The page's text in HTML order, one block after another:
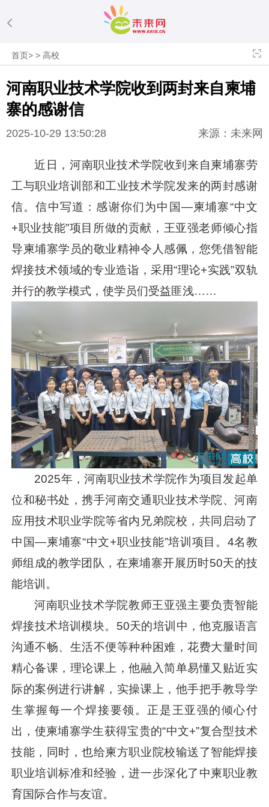
首页>>高校
河南职业技术学院收到两封来自柬埔
寨的感谢信
2025-10-29 13:50:28 来源：未来网
近日，河南职业技术学院收到来自柬埔寨劳
工与职业培训部和工业技术学院发来的两封感谢
信。信中写道：感谢你们为中国—柬埔寨“中文
+职业技能”项目所做的贡献，王亚强老师倾心指
导柬埔寨学员的敬业精神令人感佩，您凭借智能
焊接技术领域的专业造诣，采用“理论+实践”双轨
并行的教学模式，使学员们受益匪浅……
2025年，河南职业技术学院作为项目发起单
位和秘书处，携手河南交通职业技术学院、河南
应用技术职业学院等省内兄弟院校，共同启动了
中国—柬埔寨“中文+职业技能”培训项目。4名教
师组成的教学团队，在柬埔寨开展历时50天的技
能培训。
河南职业技术学院教师王亚强主要负责智能
焊接技术培训模块。50天的培训中，他克服语言
沟通不畅、生活不便等种种困难，花费大量时间
精心备课，理论课上，他融入简单易懂又贴近实
际的案例进行讲解，实操课上，他手把手教导学
生掌握每一个焊接要领。正是王亚强的倾心付
出，使柬埔寨学生获得宝贵的“中文+”复合型技术
技能，同时，也给柬方职业院校输送了智能焊接
职业培训标准和经验，进一步深化了中柬职业教
育国际合作与友谊。